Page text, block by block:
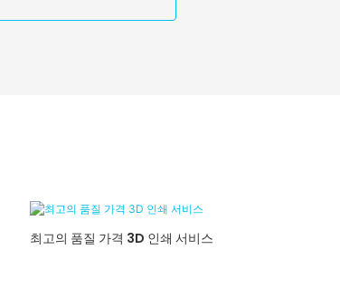
최고의 품질 가격 3D 인쇄 서비스